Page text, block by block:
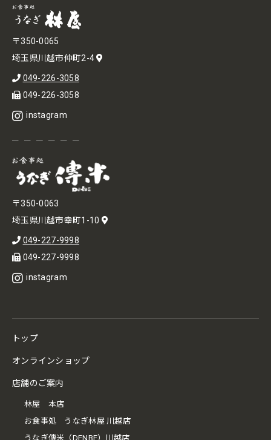
〒350-0065
埼玉県川越市仲町2-4
049-226-3058
049-226-3058
instagram
〒350-0063
埼玉県川越市幸町1-10
049-227-9998
049-227-9998
instagram
トップ
オンラインショップ
店舗のご案内
林屋 本店
お食事処 うなぎ林屋 川越店
うなぎ傳米（DENBE）川越店